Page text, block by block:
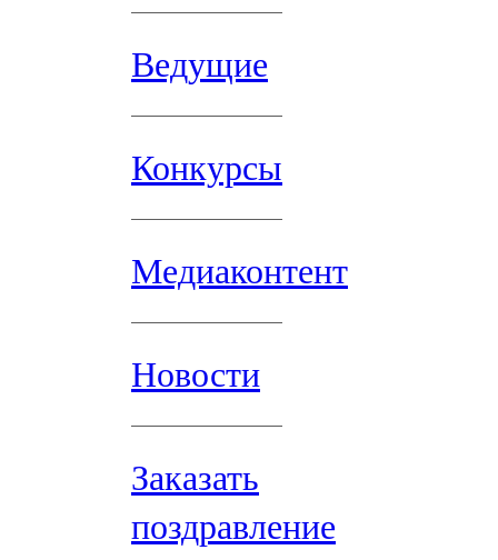
Ведущие
Конкурсы
Медиаконтент
Новости
Заказать
поздравление